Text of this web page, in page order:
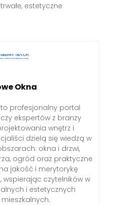
estetyczne
Okna
to profesjonalny portal
ekspertów z branży
wnętrz i
dzielą się wiedzą w
okna i drzwi,
ogród oraz praktyczne
jakość i merytorykę
wspierając czytelników w
i estetycznych